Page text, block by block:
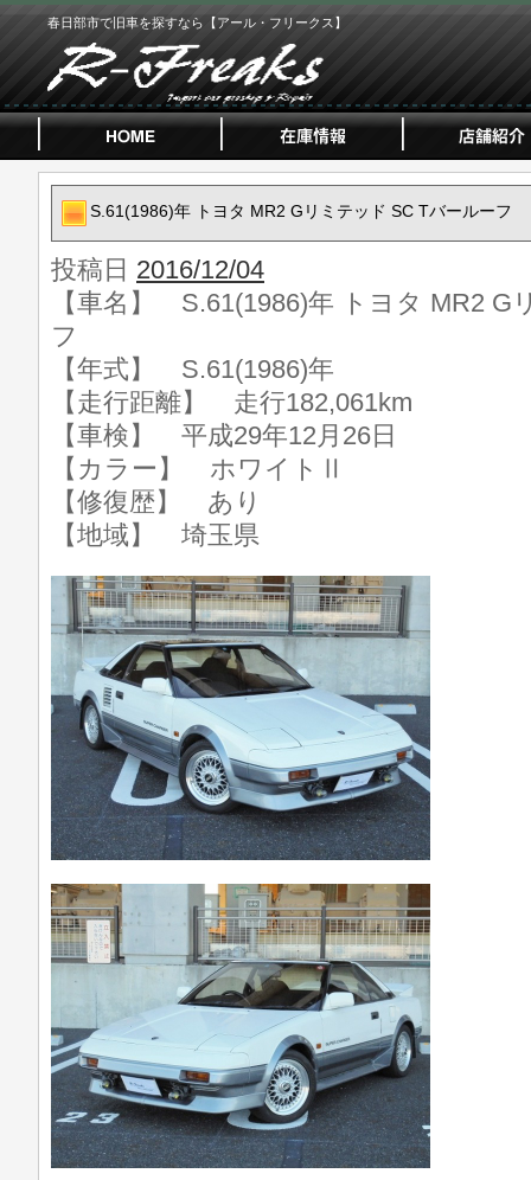
春日部市で旧車を探すなら【アール・フリークス】
S.61(1986)年 トヨタ MR2 Gリミテッド SC Tバールーフ
投稿日 2016/12/04
【車名】 S.61(1986)年 トヨタ MR2 G
フ
【年式】 S.61(1986)年
【走行距離】 走行182,061km
【車検】 平成29年12月26日
【カラー】 ホワイトⅡ
【修復歴】 あり
【地域】 埼玉県